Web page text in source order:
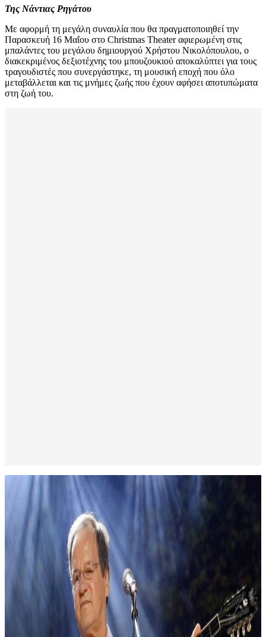
Της Νάντιας Ρηγάτου
Με αφορμή τη μεγάλη συναυλία που θα πραγματοποιηθεί την
Παρασκευή 16 Μαΐου στο Christmas Theater αφιερωμένη στις
μπαλάντες του μεγάλου δημιουργού Χρήστου Νικολόπουλου, ο
διακεκριμένος δεξιοτέχνης του μπουζουκιού αποκαλύπτει για τους
τραγουδιστές που συνεργάστηκε, τη μουσική εποχή που όλο
μεταβάλλεται και τις μνήμες ζωής που έχουν αφήσει αποτυπώματα
στη ζωή του.